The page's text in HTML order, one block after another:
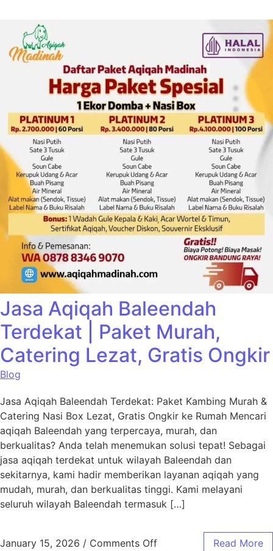
Jasa Aqiqah Baleendah
Terdekat | Paket Murah,
Catering Lezat, Gratis Ongkir
Blog
Jasa Aqiqah Baleendah Terdekat: Paket Kambing Murah &
Catering Nasi Box Lezat, Gratis Ongkir ke Rumah Mencari
aqiqah Baleendah yang terpercaya, murah, dan
berkualitas? Anda telah menemukan solusi tepat! Sebagai
jasa aqiqah terdekat untuk wilayah Baleendah dan
sekitarnya, kami hadir memberikan layanan aqiqah yang
mudah, murah, dan berkualitas tinggi. Kami melayani
seluruh wilayah Baleendah termasuk […]
January 15, 2026 / Comments Off Read More